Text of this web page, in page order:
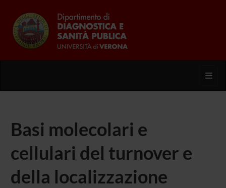
Basi molecolari e
cellulari del turnover e
della localizzazione